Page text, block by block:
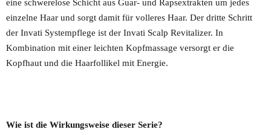
eine schwerelose Schicht aus Guar- und Rapsextrakten um jedes
einzelne Haar und sorgt damit für volleres Haar. Der dritte Schritt
der Invati Systempflege ist der Invati Scalp Revitalizer. In
Kombination mit einer leichten Kopfmassage versorgt er die
Kopfhaut und die Haarfollikel mit Energie.
Wie ist die Wirkungsweise dieser Serie?